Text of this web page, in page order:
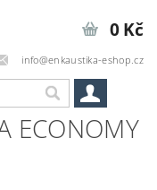
info@enkaustika-eshop.cz
0 Kč
ECONOMY